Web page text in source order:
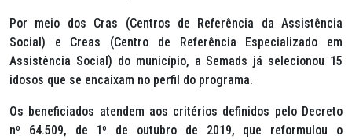
Por meio dos Cras (Centros de Referência da Assistência
Social) e Creas (Centro de Referência Especializado em
Assistência Social) do município, a Semads já selecionou 15
idosos que se encaixam no perfil do programa.
Os beneficiados atendem aos critérios definidos pelo Decreto
nº 64.509, de 1ºde outubro de 2019, que reformulou o